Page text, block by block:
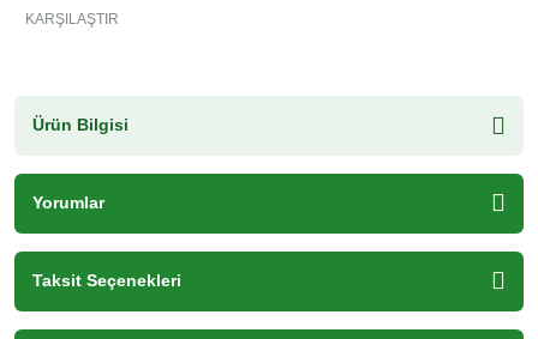
KARŞILAŞTIR
Ürün Bilgisi
Yorumlar
Taksit Seçenekleri